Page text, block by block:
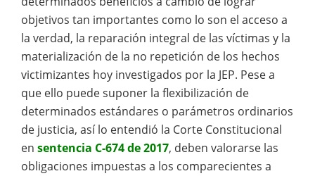
objetivos tan importantes como lo son el acceso a
la verdad, la reparación integral de las víctimas y la
materialización de la no repetición de los hechos
victimizantes hoy investigados por la JEP. Pese a
que ello puede suponer la flexibilización de
determinados estándares o parámetros ordinarios
de justicia, así lo entendió la Corte Constitucional
en sentencia C-674 de 2017, deben valorarse las
obligaciones impuestas a los comparecientes a